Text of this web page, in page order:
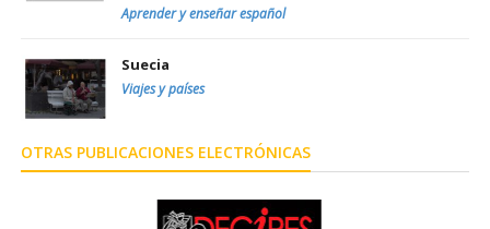
Aprender y enseñar español
Suecia
Viajes y países
OTRAS PUBLICACIONES ELECTRÓNICAS